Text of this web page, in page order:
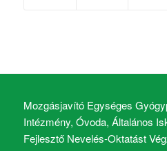
Mozgásjavító Egységes
Intézmény, Óvoda, Általános
Fejlesztő Nevelés-Oktatást